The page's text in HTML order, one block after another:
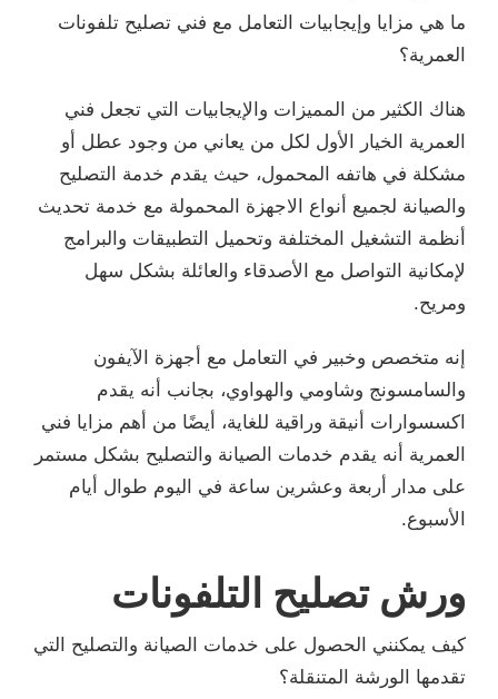
ما هي مزايا وإيجابيات التعامل مع فني تصليح تلفونات
العمرية؟
هناك الكثير من المميزات والإيجابيات التي تجعل فني
العمرية الخيار الأول لكل من يعاني من وجود عطل أو
مشكلة في هاتفه المحمول، حيث يقدم خدمة التصليح
والصيانة لجميع أنواع الاجهزة المحمولة مع خدمة تحديث
أنظمة التشغيل المختلفة وتحميل التطبيقات والبرامج
لإمكانية التواصل مع الأصدقاء والعائلة بشكل سهل
ومريح.
إنه متخصص وخبير في التعامل مع أجهزة الآيفون
والسامسونج وشاومي والهواوي، بجانب أنه يقدم
اكسسوارات أنيقة وراقية للغاية، أيضًا من أهم مزايا فني
العمرية أنه يقدم خدمات الصيانة والتصليح بشكل مستمر
على مدار أربعة وعشرين ساعة في اليوم طوال أيام
الأسبوع.
ورش تصليح التلفونات
كيف يمكنني الحصول على خدمات الصيانة والتصليح التي
تقدمها الورشة المتنقلة؟